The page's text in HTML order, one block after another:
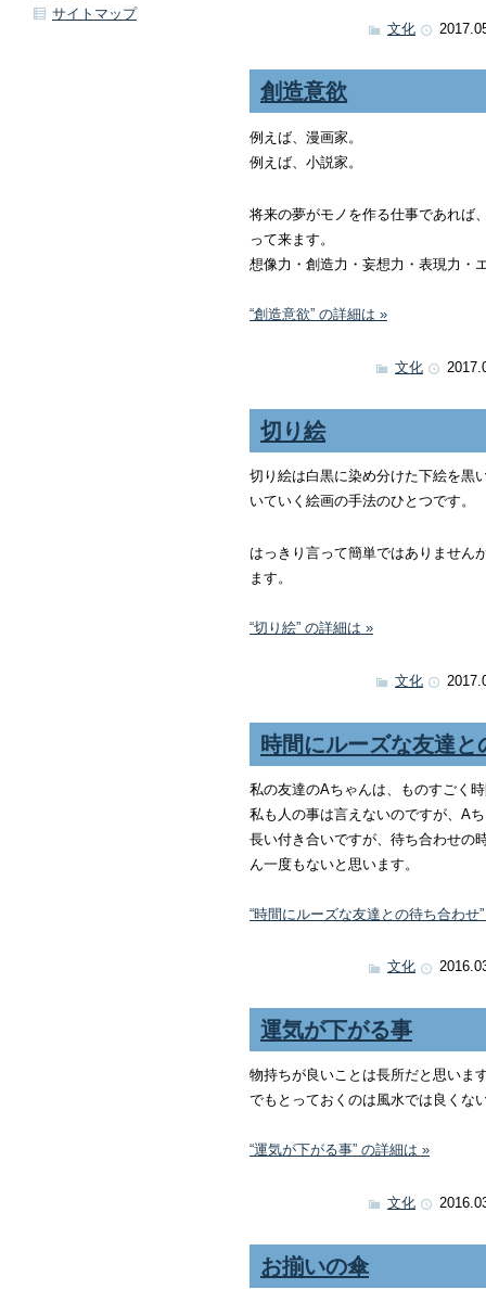
文化
創造意欲
例えば、漫画家。
例えば、小説家。
将来の夢がモノを作る仕事であれば
って来ます。
想像力・創造力・妄想力・表現力・
“創造意欲” の詳細は »
文化
切り絵
切り絵は白黒に染め分けた下絵を黒
いていく絵画の手法のひとつです。
はっきり言って簡単ではありません
ます。
“切り絵” の詳細は »
文化
時間にルーズな友達と
私の友達のAちゃんは、ものすごく
私も人の事は言えないのですが、A
長い付き合いですが、待ち合わせの
ん一度もないと思います。
“時間にルーズな友達との待ち合わせ
文化
運気が下がる事
物持ちが良いことは長所だと思いま
でもとっておくのは風水では良くな
“運気が下がる事” の詳細は »
文化
お揃いの傘
サイトマップ